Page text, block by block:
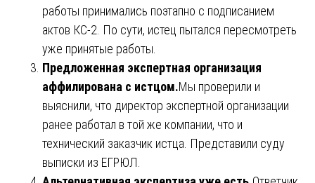
работы принимались поэтапно с подписанием
актов КС-2. По сути, истец пытался пересмотреть
уже принятые работы.
Предложенная экспертная организация
аффилирована с истцом.Мы проверили и
выяснили, что директор экспертной организации
ранее работал в той же компании, что и
технический заказчик истца. Представили суду
выписки из ЕГРЮЛ.